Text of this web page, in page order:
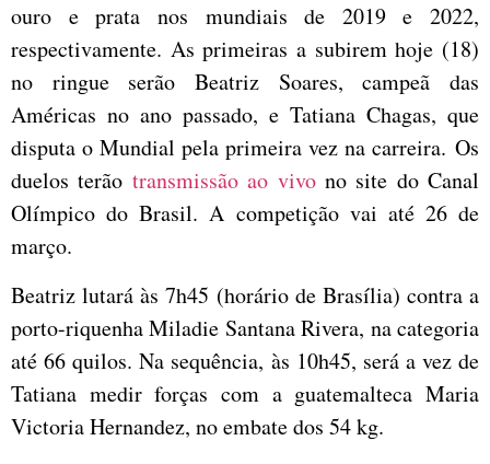
ouro e prata nos mundiais de 2019 e 2022,
respectivamente. As primeiras a subirem hoje (18)
no ringue serão Beatriz Soares, campeã das
Américas no ano passado, e Tatiana Chagas, que
disputa o Mundial pela primeira vez na carreira. Os
duelos terão transmissão ao vivo no site do Canal
Olímpico do Brasil. A competição vai até 26 de
março.
Beatriz lutará às 7h45 (horário de Brasília) contra a
porto-riquenha Miladie Santana Rivera, na categoria
até 66 quilos. Na sequência, às 10h45, será a vez de
Tatiana medir forças com a guatemalteca Maria
Victoria Hernandez, no embate dos 54 kg.